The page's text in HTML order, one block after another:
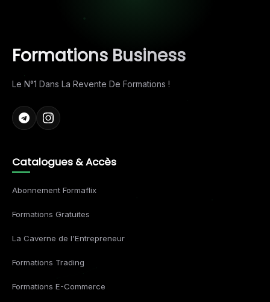
Formations Business
Le N°1 Dans La Revente De Formations !
Catalogues & Accès
Abonnement Formaflix
Formations Gratuites
La Caverne de l'Entrepreneur
Formations Trading
Formations E-Commerce